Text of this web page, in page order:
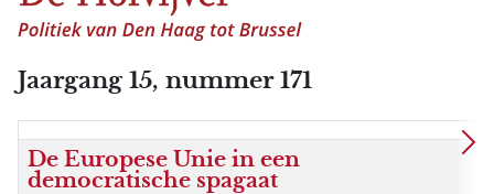
Jaargang 15, nummer 171
De Europese Unie in een
democratische spagaat